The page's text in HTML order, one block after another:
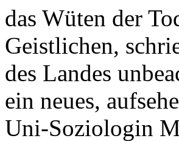
das Wüten der
Geistlichen,
des Landes
ein neues,
Uni-Soziologin